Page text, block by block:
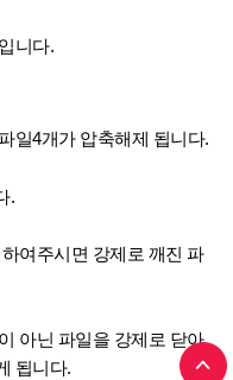
니다.
일4개가 압축해제 됩니다.
.
여주시면 강제로 깨진 파
아닌 파일을 강제로 닫아
됩니다.